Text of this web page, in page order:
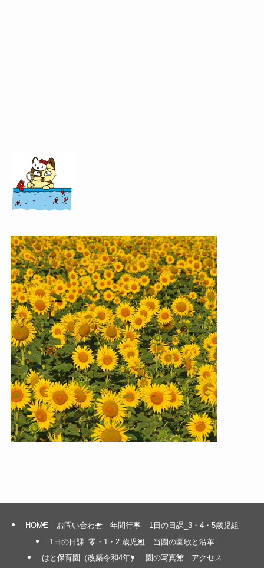
HOME お問い合わせ 年間行事
1日の日課_3・4・5歳児組
1日の日課_零・1・2 歳児組
当園の園歌と沿革
はと保育園（改築令和4年）
園の写真館 アクセス